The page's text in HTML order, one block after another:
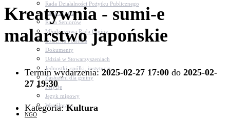
Rada Działalności Pożytku Publicznego
Rada Sportu
Rada Seniorów
Młodzieżowa Rada Gminy
Sołectwa i osiedla
Dokumenty
Udział w Stowarzyszeniach
Jednostki, spółki, instytucje
Zasłużeni dla gminy
Petycje
Język migowy
Współpraca
NGO
Kreatywnia - sumi-e
malarstwo japońskie
Termin wydarzenia:2025-02-27 17:00 do 2025-02-
27 19:30
Kategoria:Kultura